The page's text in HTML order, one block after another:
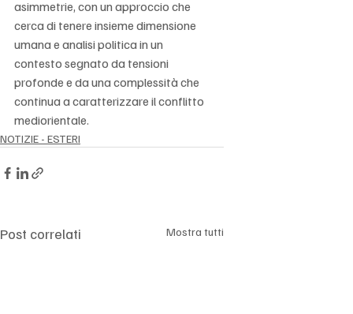
asimmetrie, con un approccio che
cerca di tenere insieme dimensione
umana e analisi politica in un
contesto segnato da tensioni
profonde e da una complessità che
continua a caratterizzare il conflitto
mediorientale.
NOTIZIE - ESTERI
Post correlati Mostra tutti